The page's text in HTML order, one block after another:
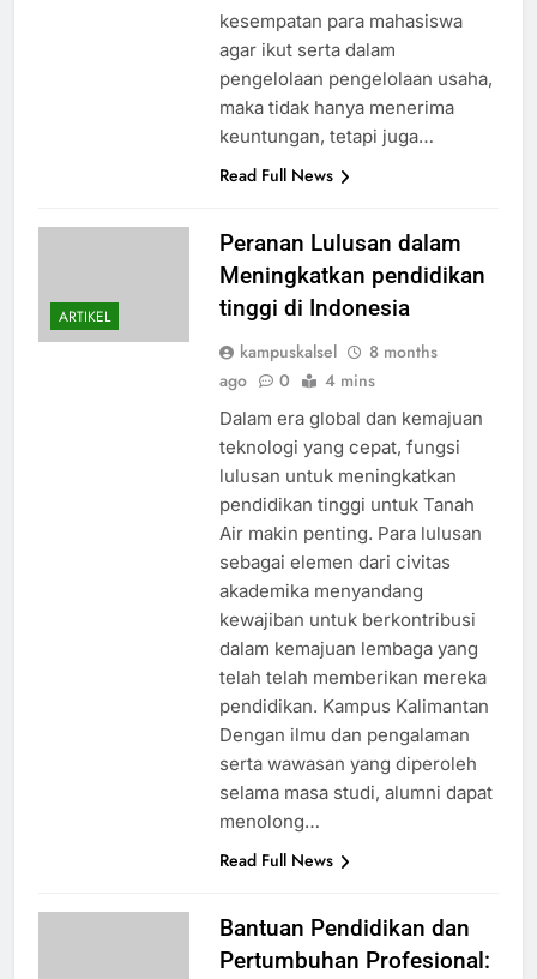
kesempatan para mahasiswa
agar ikut serta dalam
pengelolaan pengelolaan usaha,
maka tidak hanya menerima
keuntungan, tetapi juga…
Read Full News
ARTIKEL
Peranan Lulusan dalam
Meningkatkan pendidikan
tinggi di Indonesia
kampuskalsel
8 months
ago
0 4 mins
Dalam era global dan kemajuan
teknologi yang cepat, fungsi
lulusan untuk meningkatkan
pendidikan tinggi untuk Tanah
Air makin penting. Para lulusan
sebagai elemen dari civitas
akademika menyandang
kewajiban untuk berkontribusi
dalam kemajuan lembaga yang
telah telah memberikan mereka
pendidikan. Kampus Kalimantan
Dengan ilmu dan pengalaman
serta wawasan yang diperoleh
selama masa studi, alumni dapat
menolong…
Read Full News
Bantuan Pendidikan dan
Pertumbuhan Profesional: